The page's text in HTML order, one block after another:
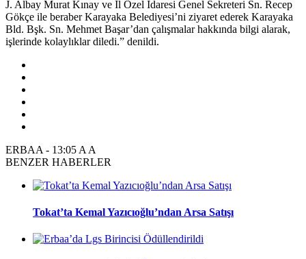
J. Albay Murat Kınay ve İl Özel İdaresi Genel Sekreteri Sn. Recep
Gökçe ile beraber Karayaka Belediyesi’ni ziyaret ederek Karayaka
Bld. Bşk. Sn. Mehmet Başar’dan çalışmalar hakkında bilgi alarak,
işlerinde kolaylıklar diledi.” denildi.
ERBAA - 13:05 A A
BENZER HABERLER
Tokat’ta Kemal Yazıcıoğlu’ndan Arsa Satışı